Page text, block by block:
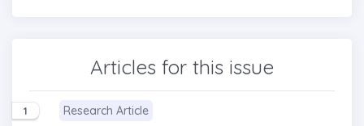
Articles for this issue
1 Research Article